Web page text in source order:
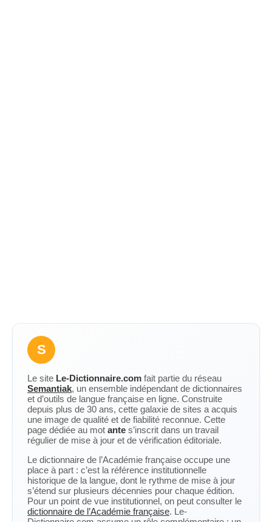
S
Le site Le-Dictionnaire.com fait partie du réseau
Semantiak, un ensemble indépendant de dictionnaires
et d’outils de langue française en ligne. Construite
depuis plus de 30 ans, cette galaxie de sites a acquis
une image de qualité et de fiabilité reconnue. Cette
page dédiée au mot ante s’inscrit dans un travail
régulier de mise à jour et de vérification éditoriale.
Le dictionnaire de l’Académie française occupe une
place à part : c’est la référence institutionnelle
historique de la langue, dont le rythme de mise à jour
s’étend sur plusieurs décennies pour chaque édition.
Pour un point de vue institutionnel, on peut consulter le
dictionnaire de l’Académie française. Le-